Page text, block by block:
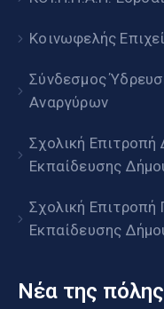
Κοινωφελής
Σύνδεσμος
Αναργύρων
Σχολική Επιτροπή
Εκπαίδευσης
Σχολική
Εκπαίδευσης
Νέα της